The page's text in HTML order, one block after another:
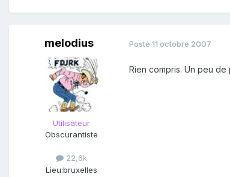
melodius
Utilisateur
Obscurantiste
22,6k
Lieu:bruxelles
Posté 11 octobre 2007
Rien compris. Un peu